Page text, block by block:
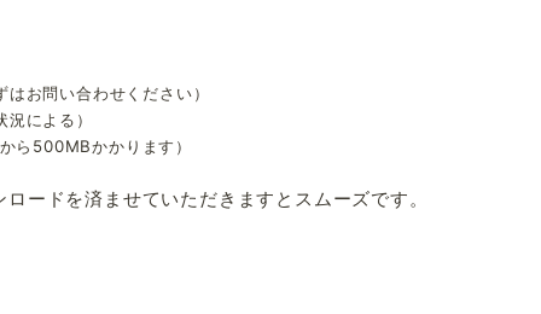
お問い合わせください）
況による）
ら500MBかかります）
ードを済ませていただきますとスムーズです。